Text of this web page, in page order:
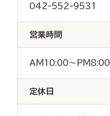
042-552-9531
営業時間
AM10:00～PM8:00
定休日